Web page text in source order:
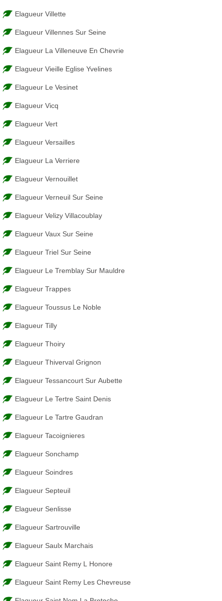
Elagueur Villette
Elagueur Villennes Sur Seine
Elagueur La Villeneuve En Chevrie
Elagueur Vieille Eglise Yvelines
Elagueur Le Vesinet
Elagueur Vicq
Elagueur Vert
Elagueur Versailles
Elagueur La Verriere
Elagueur Vernouillet
Elagueur Verneuil Sur Seine
Elagueur Velizy Villacoublay
Elagueur Vaux Sur Seine
Elagueur Triel Sur Seine
Elagueur Le Tremblay Sur Mauldre
Elagueur Trappes
Elagueur Toussus Le Noble
Elagueur Tilly
Elagueur Thoiry
Elagueur Thiverval Grignon
Elagueur Tessancourt Sur Aubette
Elagueur Le Tertre Saint Denis
Elagueur Le Tartre Gaudran
Elagueur Tacoignieres
Elagueur Sonchamp
Elagueur Soindres
Elagueur Septeuil
Elagueur Senlisse
Elagueur Sartrouville
Elagueur Saulx Marchais
Elagueur Saint Remy L Honore
Elagueur Saint Remy Les Chevreuse